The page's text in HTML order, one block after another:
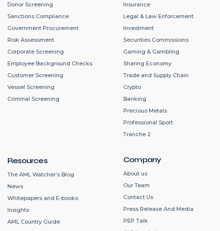
Company
About us
Our Team
Contact Us
Press Release And Media
PEP Talk
Donor Screening
Sanctions Compliance
Government Procurement
Risk Assessment
Corporate Screening
Employee Background Checks
Customer Screening
Vessel Screening
Criminal Screening
Insurance
Legal & Law Enforcement
Investment
Securities Commissions
Gaming & Gambling
Sharing Economy
Trade and Supply Chain
Crypto
Banking
Precious Metals
Professional Sport
Tranche 2
Resources
The AML Watcher’s Blog
News
Whitepapers and E-books
Insights
AML Country Guide